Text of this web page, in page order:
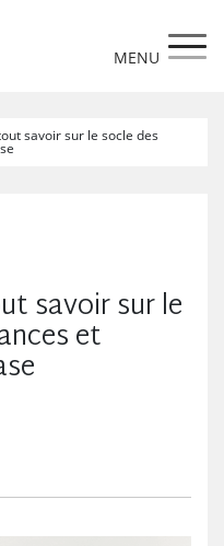
savoir sur le socle des
savoir sur le
et